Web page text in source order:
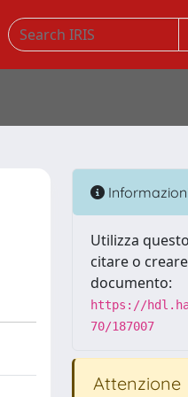
Utilizza
citare o
documento:
https://
70/187007
Attenzione